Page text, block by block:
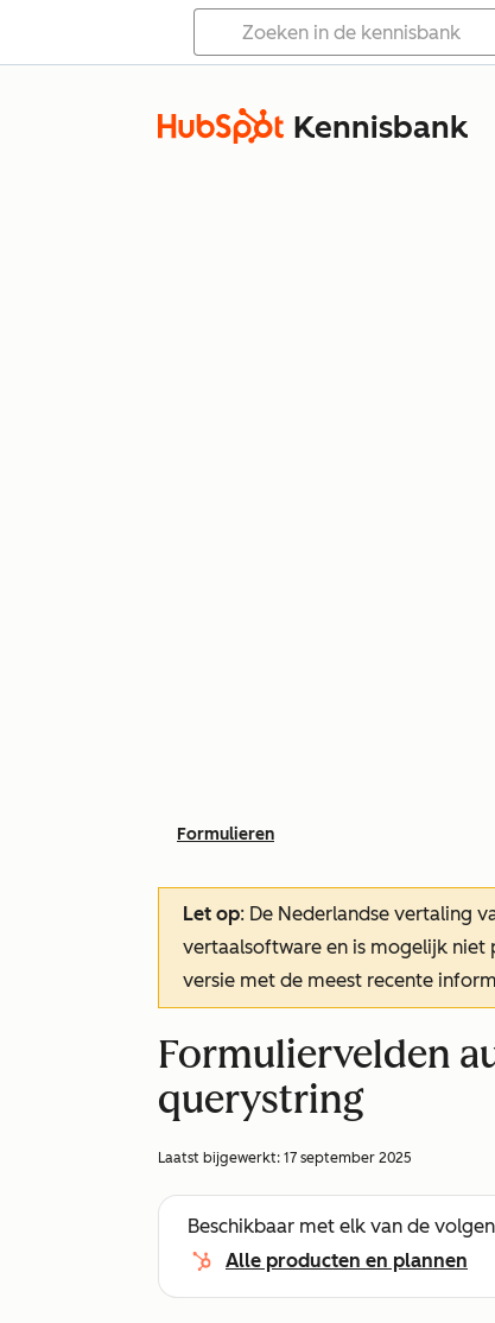
Kennisbank
Formulieren
Let op: De Nederlandse vertaling
vertaalsoftware en is mogelijk niet
versie met de meest recente
Formuliervelden
querystring
Laatst bijgewerkt: 17 september 2025
Beschikbaar met elk van de
Alle producten en plannen